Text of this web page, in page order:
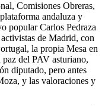
Comisiones Obreras,
andaluza y
popular Carlos Pedraza
de Madrid, con
la propia Mesa en
del PAV asturiano,
diputado, pero antes
y las valoraciones y